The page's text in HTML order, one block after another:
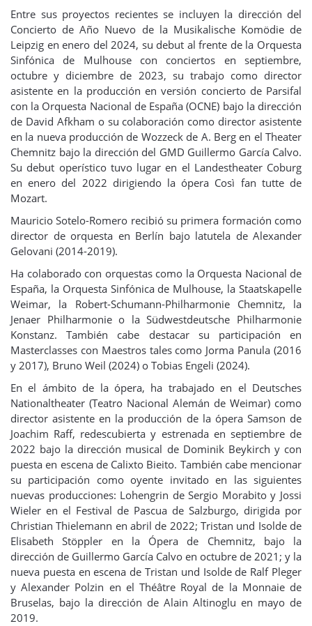
Entre sus proyectos recientes se incluyen la dirección del
Concierto de Año Nuevo de la Musikalische Komödie de
Leipzig en enero del 2024, su debut al frente de la Orquesta
Sinfónica de Mulhouse con conciertos en septiembre,
octubre y diciembre de 2023, su trabajo como director
asistente en la producción en versión concierto de Parsifal
con la Orquesta Nacional de España (OCNE) bajo la dirección
de David Afkham o su colaboración como director asistente
en la nueva producción de Wozzeck de A. Berg en el Theater
Chemnitz bajo la dirección del GMD Guillermo García Calvo.
Su debut operístico tuvo lugar en el Landestheater Coburg
en enero del 2022 dirigiendo la ópera Così fan tutte de
Mozart.
Mauricio Sotelo-Romero recibió su primera formación como
director de orquesta en Berlín bajo latutela de Alexander
Gelovani (2014-2019).
Ha colaborado con orquestas como la Orquesta Nacional de
España, la Orquesta Sinfónica de Mulhouse, la Staatskapelle
Weimar, la Robert-Schumann-Philharmonie Chemnitz, la
Jenaer Philharmonie o la Südwestdeutsche Philharmonie
Konstanz. También cabe destacar su participación en
Masterclasses con Maestros tales como Jorma Panula (2016
y 2017), Bruno Weil (2024) o Tobias Engeli (2024).
En el ámbito de la ópera, ha trabajado en el Deutsches
Nationaltheater (Teatro Nacional Alemán de Weimar) como
director asistente en la producción de la ópera Samson de
Joachim Raff, redescubierta y estrenada en septiembre de
2022 bajo la dirección musical de Dominik Beykirch y con
puesta en escena de Calixto Bieito. También cabe mencionar
su participación como oyente invitado en las siguientes
nuevas producciones: Lohengrin de Sergio Morabito y Jossi
Wieler en el Festival de Pascua de Salzburgo, dirigida por
Christian Thielemann en abril de 2022; Tristan und Isolde de
Elisabeth Stöppler en la Ópera de Chemnitz, bajo la
dirección de Guillermo García Calvo en octubre de 2021; y la
nueva puesta en escena de Tristan und Isolde de Ralf Pleger
y Alexander Polzin en el Théâtre Royal de la Monnaie de
Bruselas, bajo la dirección de Alain Altinoglu en mayo de
2019.